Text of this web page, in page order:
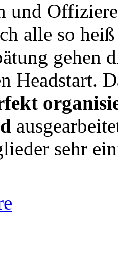
und
alle so
gehen
Headstart.
sehr